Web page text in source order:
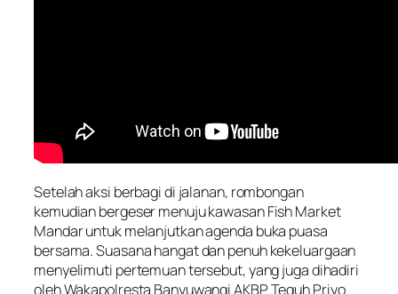
Setelah aksi berbagi di jalanan, rombongan
kemudian bergeser menuju kawasan Fish Market
Mandar untuk melanjutkan agenda buka puasa
bersama. Suasana hangat dan penuh kekeluargaan
menyelimuti pertemuan tersebut, yang juga dihadiri
oleh Wakapolresta Banyuwangi AKBP Teguh Priyo